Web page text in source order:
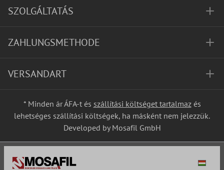
SZOLGÁLTATÁS
ZAHLUNGSMETHODE
VERSANDART
* Minden ár ÁFA-t és szállítási költséget tartalmazés
lehetséges szállítási költségek, ha másként nem jelezzük.
Developed by Mosafil GmbH